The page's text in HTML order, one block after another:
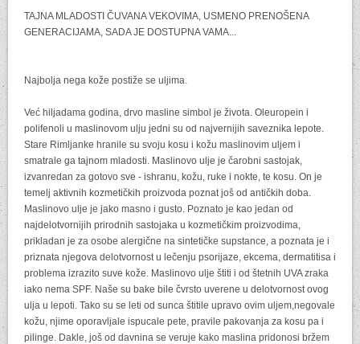
TAJNA MLADOSTI ČUVANA VEKOVIMA, USMENO PRENOŠENA
GENERACIJAMA, SADA JE DOSTUPNA VAMA...
Najbolja nega kože postiže se uljima.
Već hiljadama godina, drvo masline simbol je života. Oleuropein i
polifenoli u maslinovom ulju jedni su od najvernijih saveznika lepote.
Stare Rimljanke hranile su svoju kosu i kožu maslinovim uljem i
smatrale ga tajnom mladosti. Maslinovo ulje je čarobni sastojak,
izvanredan za gotovo sve - ishranu, kožu, ruke i nokte, te kosu. On je
temelj aktivnih kozmetičkih proizvoda poznat još od antičkih doba.
Maslinovo ulje je jako masno i gusto. Poznato je kao jedan od
najdelotvornijih prirodnih sastojaka u kozmetičkim proizvodima,
prikladan je za osobe alergične na sintetičke supstance, a poznata je i
priznata njegova delotvornost u lečenju psorijaze, ekcema, dermatitisa i
problema izrazito suve kože. Maslinovo ulje štiti i od štetnih UVA zraka
iako nema SPF. Naše su bake bile čvrsto uverene u delotvornost ovog
ulja u lepoti. Tako su se leti od sunca štitile upravo ovim uljem,negovale
kožu, njime oporavljale ispucale pete, pravile pakovanja za kosu pa i
pilinge. Dakle, još od davnina se veruje kako maslina pridonosi bržem